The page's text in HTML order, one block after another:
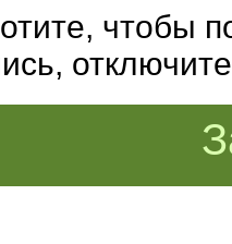
чтобы